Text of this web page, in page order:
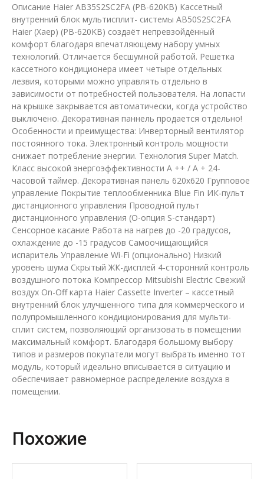
Описание Haier AB35S2SC2FA (PB-620KB) Кассетный
внутренний блок мультисплит- системы AB50S2SC2FA
Haier (Хаер) (PB-620KB) создаёт непревзойдённый
комфорт благодаря впечатляющему набору умных
технологий. Отличается бесшумной работой. Решетка
кассетного кондиционера имеет четыре отдельных
лезвия, которыми можно управлять отдельно в
зависимости от потребностей пользователя. На лопасти
на крышке закрывается автоматически, когда устройство
выключено. Декоративная паннель продается отдельно!
Особенности и преимущества: Инверторный вентилятор
постоянного тока. Электронный контроль мощности
снижает потребление энергии. Технология Super Match.
Класс высокой энергоэффективности A ++ / A + 24-
часовой таймер. Декоративная панель 620х620 Групповое
управление Покрытие теплообменника Blue Fin ИК-пульт
дистанционного управления Проводной пульт
дистанционного управления (O-опция S-стандарт)
Сенсорное касание Работа на нагрев до -20 градусов,
охлаждение до -15 градусов Самоочищающийся
испаритель Управление Wi-Fi (опционально) Низкий
уровень шума Скрытый ЖК-дисплей 4-сторонний контроль
воздушного потока Компрессор Mitsubishi Electric Свежий
воздух On-Off карта Haier Cassette Inverter – кассетный
внутренний блок улучшенного типа для коммерческого и
полупромышленного кондиционирования для мульти-
сплит систем, позволяющий организовать в помещении
максимальный комфорт. Благодаря большому выбору
типов и размеров покупатели могут выбрать именно тот
модуль, который идеально вписывается в ситуацию и
обеспечивает равномерное распределение воздуха в
помещении.
Похожие